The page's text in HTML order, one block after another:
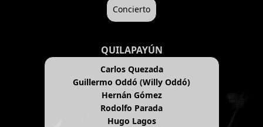
Concierto
QUILAPAYÚN
Carlos Quezada
Guillermo Oddó (Willy Oddó)
Hernán Gómez
Rodolfo Parada
Hugo Lagos